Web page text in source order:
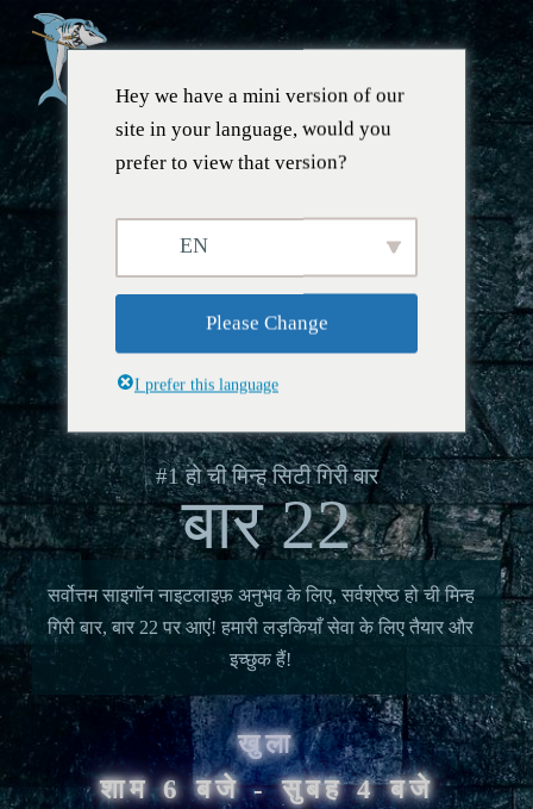
खुला
शाम 6 बजे - सुबह 4 बजे
#1 हो ची मिन्ह सिटी गिरी बार
बार 22
सर्वोत्तम साइगॉन नाइटलाइफ़ अनुभव के लिए, सर्वश्रेष्ठ हो ची मिन्ह
गिरी बार, बार 22 पर आएं! हमारी लड़कियाँ सेवा के लिए तैयार और
इच्छुक हैं!
Hey we have a mini version of our
site in your language, would you
prefer to view that version?
EN
Please Change
I prefer this language